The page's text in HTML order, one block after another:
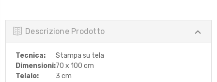
Descrizione Prodotto
Tecnica:
Stampa su tela
Dimensioni:70 x 100 cm
Telaio:
3 cm